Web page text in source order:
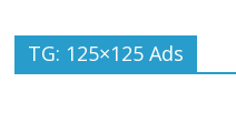
TG: 125×125 Ads